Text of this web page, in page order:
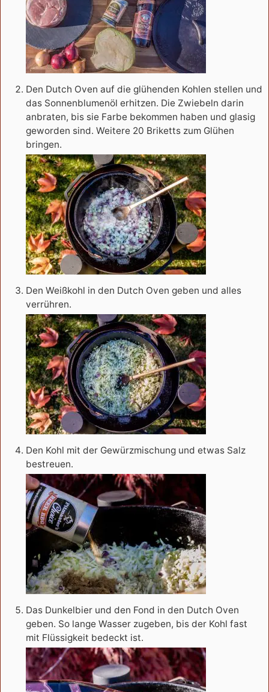
Den Dutch Oven auf die glühenden Kohlen stellen und
das Sonnenblumenöl erhitzen. Die Zwiebeln darin
anbraten, bis sie Farbe bekommen haben und glasig
geworden sind. Weitere 20 Briketts zum Glühen
bringen.
Den Weißkohl in den Dutch Oven geben und alles
verrühren.
Den Kohl mit der Gewürzmischung und etwas Salz
bestreuen.
Das Dunkelbier und den Fond in den Dutch Oven
geben. So lange Wasser zugeben, bis der Kohl fast
mit Flüssigkeit bedeckt ist.